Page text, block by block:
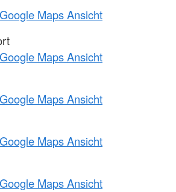
Maps Ansicht
Maps Ansicht
Maps Ansicht
Maps Ansicht
Maps Ansicht